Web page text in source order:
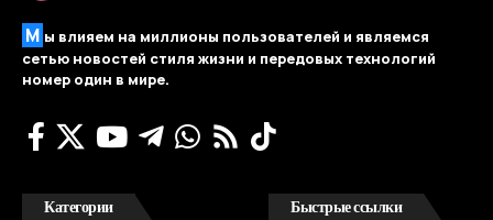
М ы влияем на миллионы пользователей и являемся
сетью новостей стиля жизни и передовых технологий
номер один в мире.
Категории Быстрые ссылки